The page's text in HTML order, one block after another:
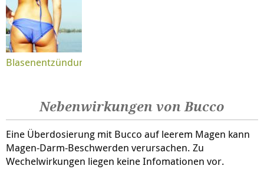
Blasenentzündung
Nebenwirkungen von Bucco
Eine Überdosierung mit Bucco auf leerem Magen kann
Magen-Darm-Beschwerden verursachen. Zu
Wechelwirkungen liegen keine Infomationen vor.